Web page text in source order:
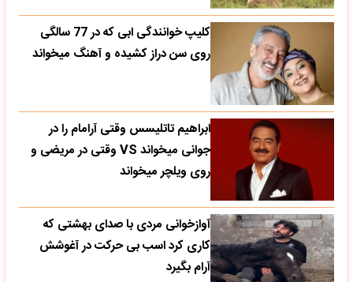
کلیپ خوانندگی ابی که در 77 سالگی
روی سن دراز کشیده و آهنگ میخواند
ابراهیم تاتلیسس وقتی آرامام را در
جوانی میخواند VS وقتی در مریضی و
روی ویلچر میخواند
آوازخوانی مردی با صدای بهشتی که
کاری کرد اسب بی حرکت در آغوشش
آرام بگیرد